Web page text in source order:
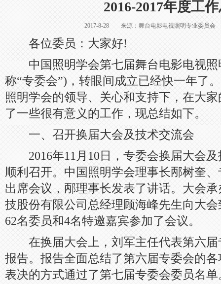
2016-2017年度工
2017-8-28 来源：舞台电影电视照明专业委
各位委员：大家好!
中国照明学会第七届舞台电影电视照
称“专委会”)，转眼间成立已经快一年了
照明学会的领导、关心和支持下，在大
了一些很有意义的工作，现总结如下。
一、召开换届大会及技术交流会
2016年11月10日，专委会换届大会及
顺利召开。中国照明学会理事长邴树奎
出席会议，邴理事长发表了讲话。大会
技股份有限公司总经理顾海峰先生向大
62名委员和4名特邀嘉宾参加了会议。
在换届大会上，刘军主任代表第六届
报告。报告全面总结了第六届专委会的
表决的方式通过了第七届专委会委员名